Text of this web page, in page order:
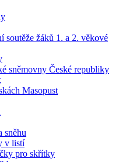
soutěže žáků 1. a 2. věkové
sněmovny České republiky
Masopust
sněhu
v listí
pro skřítky